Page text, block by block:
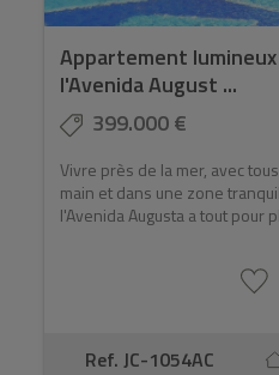
Appartement
l'Avenida August ...
399.000 €
Vivre près de la mer, avec
main et dans une zone
l'Avenida Augusta a tout pour
Ref. JC-1054AC